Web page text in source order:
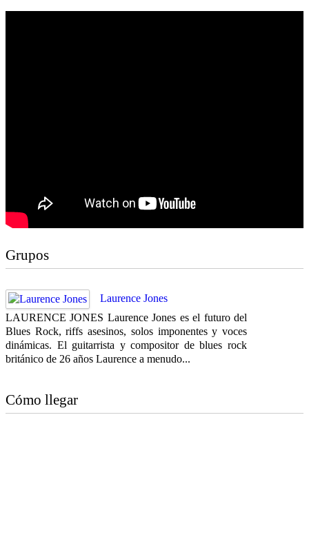
Grupos
Laurence Jones
LAURENCE JONES Laurence Jones es el futuro del
Blues Rock, riffs asesinos, solos imponentes y voces
dinámicas. El guitarrista y compositor de blues rock
británico de 26 años Laurence a menudo...
Cómo llegar